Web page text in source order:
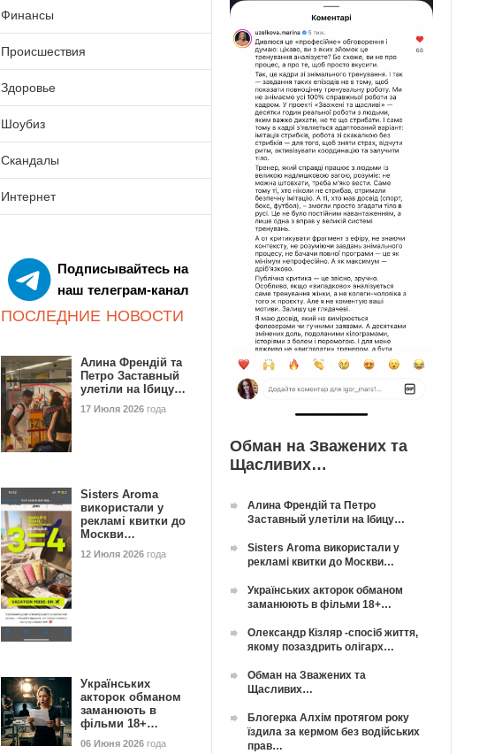
Финансы
Происшествия
Здоровье
Шоубиз
Скандалы
Интернет
Подписывайтесь на
наш телеграм-канал
ПОСЛЕДНИЕ НОВОСТИ
Алина Френдій та
Петро Заставный
улетіли на Ібицу…
17 Июля 2026 года
Sisters Aroma
використали у
рекламі квитки до
Москви…
12 Июля 2026 года
Українських
акторок обманом
заманюють в
фільми 18+…
06 Июня 2026 года
Обман на Зважених та
Щасливих…
Алина Френдій та Петро
Заставный улетіли на Ібицу…
Sisters Aroma використали у
рекламі квитки до Москви…
Українських акторок обманом
заманюють в фільми 18+…
Олександр Кізляр -спосіб життя,
якому позаздрить олігарх…
Обман на Зважених та
Щасливих…
Блогерка Алхім протягом року
їздила за кермом без водійських
прав…